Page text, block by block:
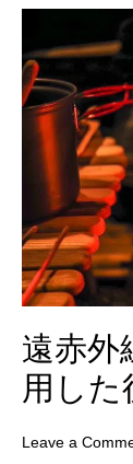
遠赤外
用し
Leave a
赤
外
線
月、
3
ヶ
月
と
使
用
た